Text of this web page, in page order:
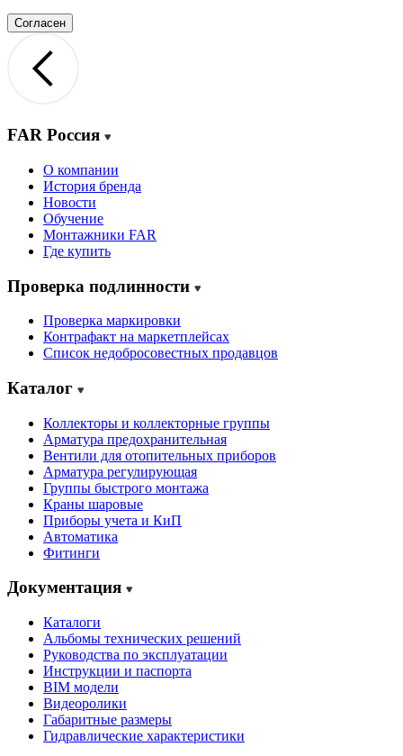
Согласен
FAR Россия
О компании
История бренда
Новости
Обучение
Монтажники FAR
Где купить
Проверка подлинности
Проверка маркировки
Контрафакт на маркетплейсах
Cписок недобросовестных продавцов
Каталог
Коллекторы и коллекторные группы
Арматура предохранительная
Вентили для отопительных приборов
Арматура регулирующая
Группы быстрого монтажа
Краны шаровые
Приборы учета и КиП
Автоматика
Фитинги
Документация
Каталоги
Альбомы технических решений
Руководства по эксплуатации
Инструкции и паспорта
BIM модели
Видеоролики
Габаритные размеры
Гидравлические характеристики